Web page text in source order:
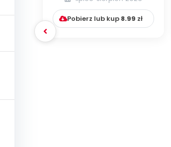
Pobierz lub kup 8.99 zł